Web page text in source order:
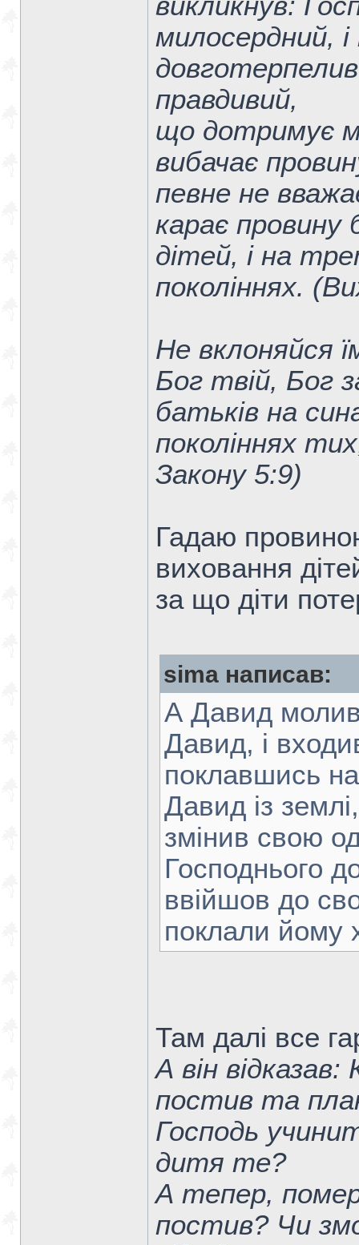
милосердний,
правдивий,
що дотримує
вибачає
певне не
карає провину
дітей, і на
поколіннях.
Не вклоняйся
Бог твій, Бог
батьків на
поколіннях
Закону 5:9)
Гадаю
виховання
за що діти
sima написав:
А Давид молив
Давид, і
поклавшись
Давид із
змінив свою
Господнього
ввійшов до
поклали йому
Там далі все
А він
постив та
Господь
дитя те?
А тепер,
постив? Чи